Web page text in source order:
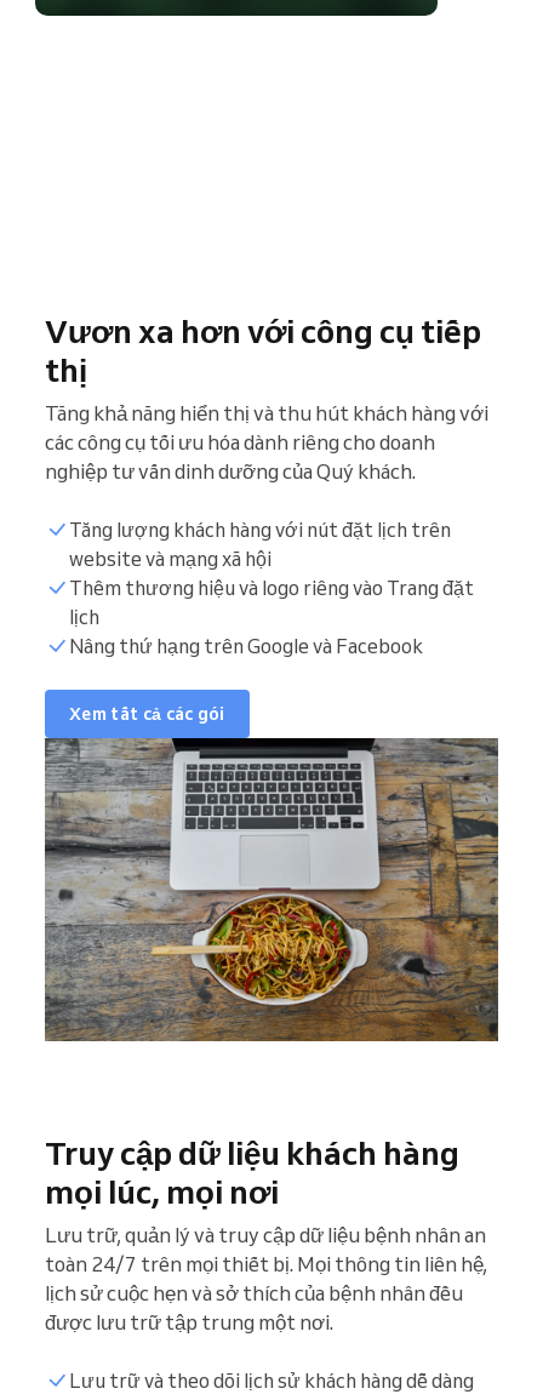
Vươn xa hơn với công cụ tiếp
thị
Tăng khả năng hiển thị và thu hút khách hàng với
các công cụ tối ưu hóa dành riêng cho doanh
nghiệp tư vấn dinh dưỡng của Quý khách.
Tăng lượng khách hàng với nút đặt lịch trên
website và mạng xã hội
Thêm thương hiệu và logo riêng vào Trang đặt
lịch
Nâng thứ hạng trên Google và Facebook
Xem tất cả các gói
Truy cập dữ liệu khách hàng
mọi lúc, mọi nơi
Lưu trữ, quản lý và truy cập dữ liệu bệnh nhân an
toàn 24/7 trên mọi thiết bị. Mọi thông tin liên hệ,
lịch sử cuộc hẹn và sở thích của bệnh nhân đều
được lưu trữ tập trung một nơi.
Lưu trữ và theo dõi lịch sử khách hàng dễ dàng